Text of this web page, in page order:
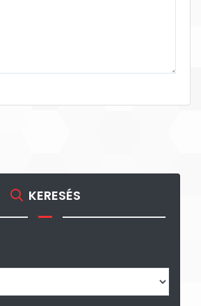
KERESÉS